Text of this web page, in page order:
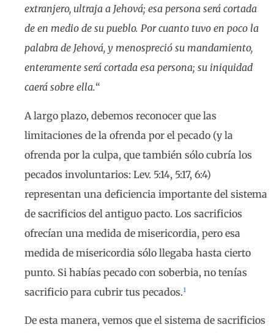
extranjero, ultraja a Jehová; esa persona será cortada
de en medio de su pueblo. Por cuanto tuvo en poco la
palabra de Jehová, y menospreció su mandamiento,
enteramente será cortada esa persona; su iniquidad
caerá sobre ella.“
A largo plazo, debemos reconocer que las
limitaciones de la ofrenda por el pecado (y la
ofrenda por la culpa, que también sólo cubría los
pecados involuntarios: Lev. 5:14, 5:17, 6:4)
representan una deficiencia importante del sistema
de sacrificios del antiguo pacto. Los sacrificios
ofrecían una medida de misericordia, pero esa
medida de misericordia sólo llegaba hasta cierto
punto. Si habías pecado con soberbia, no tenías
sacrificio para cubrir tus pecados.1
De esta manera, vemos que el sistema de sacrificios